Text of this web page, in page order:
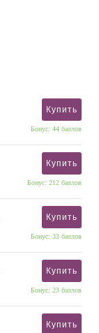
Купить
Бонус: 44 баллов
Купить
Бонус: 212 баллов
Купить
Бонус: 33 баллов
Купить
Бонус: 23 баллов
Купить